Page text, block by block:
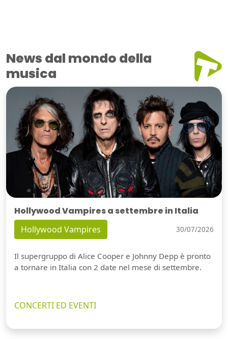
News dal mondo della
musica
Hollywood Vampires a settembre in Italia
Hollywood Vampires 30/07/2026
Il supergruppo di Alice Cooper e Johnny Depp è pronto
a tornare in Italia con 2 date nel mese di settembre.
CONCERTI ED EVENTI